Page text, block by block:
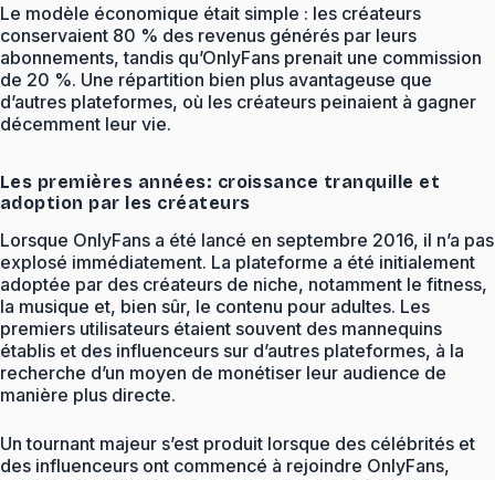
Le modèle économique était simple : les créateurs
conservaient 80 % des revenus générés par leurs
abonnements, tandis qu’OnlyFans prenait une commission
de 20 %. Une répartition bien plus avantageuse que
d’autres plateformes, où les créateurs peinaient à gagner
décemment leur vie.
Les premières années: croissance tranquille et
adoption par les créateurs
Lorsque OnlyFans a été lancé en septembre 2016, il n’a pas
explosé immédiatement. La plateforme a été initialement
adoptée par des créateurs de niche, notamment le fitness,
la musique et, bien sûr, le contenu pour adultes. Les
premiers utilisateurs étaient souvent des mannequins
établis et des influenceurs sur d’autres plateformes, à la
recherche d’un moyen de monétiser leur audience de
manière plus directe.
Un tournant majeur s’est produit lorsque des célébrités et
des influenceurs ont commencé à rejoindre OnlyFans,